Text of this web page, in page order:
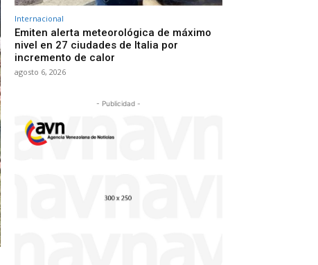
Internacional
Emiten alerta meteorológica de máximo
nivel en 27 ciudades de Italia por
incremento de calor
agosto 6, 2026
- Publicidad -